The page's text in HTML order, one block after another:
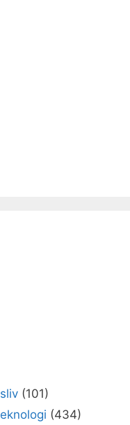
(101)
(434)